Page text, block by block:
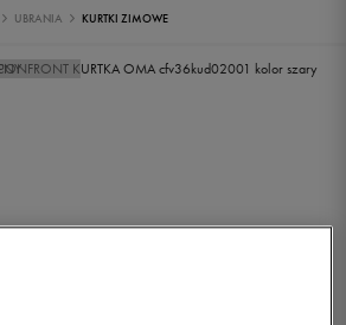
UBRANIA KURTKI ZIMOWE